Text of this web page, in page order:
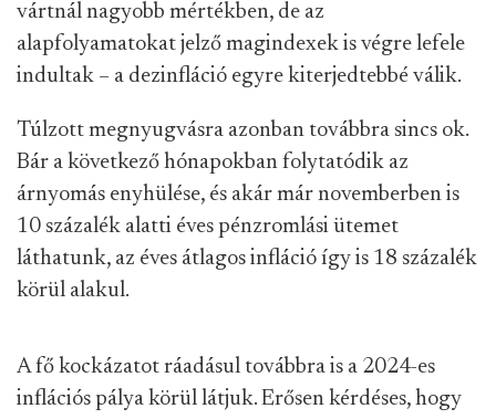
vártnál nagyobb mértékben, de az
alapfolyamatokat jelző magindexek is végre lefele
indultak – a dezinfláció egyre kiterjedtebbé válik.
Túlzott megnyugvásra azonban továbbra sincs ok.
Bár a következő hónapokban folytatódik az
árnyomás enyhülése, és akár már novemberben is
10 százalék alatti éves pénzromlási ütemet
láthatunk, az éves átlagos infláció így is 18 százalék
körül alakul.
A fő kockázatot ráadásul továbbra is a 2024-es
inflációs pálya körül látjuk. Erősen kérdéses, hogy